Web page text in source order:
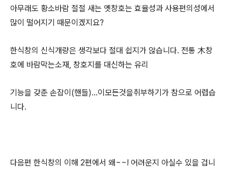
아무래도 황소바람 절절 새는 옛창호는 효율성과 사용편의성에서
많이 떨어지기 때문이겠지요?
한식창의 신식개량은 생각보다 절대 쉽지가 않습니다. 전통 木창
호에 바람막는소재, 창호지를 대신하는 유리
기능을 갖춘 손잡이(핸들)...이모든것을취부하기가 참으로 어렵습
니다.
다음편 한식창의 이해 2편에서 왜~~! 어려운지 아실수 있을 겁니